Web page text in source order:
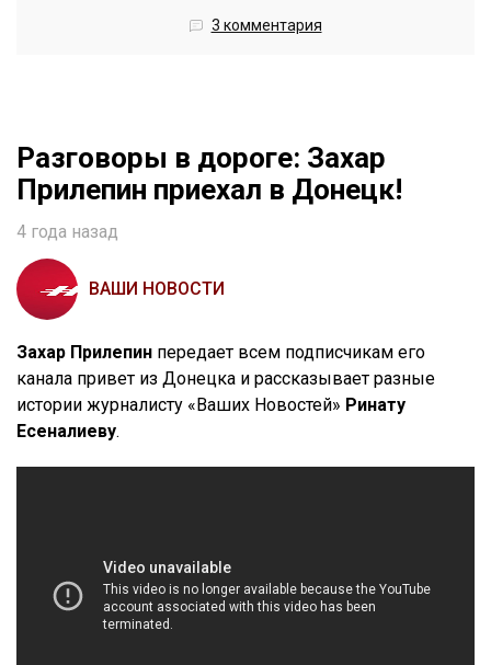
3 комментария
Разговоры в дороге: Захар
Прилепин приехал в Донецк!
4 года назад
ВАШИ НОВОСТИ
Захар Прилепин передает всем подписчикам его
канала привет из Донецка и рассказывает разные
истории журналисту «Ваших Новостей» Ринату
Есеналиеву.